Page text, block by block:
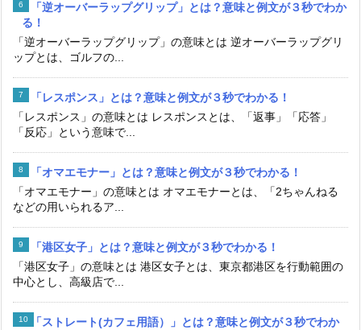
「逆オーバーラップグリップ」とは？意味と例文が３秒でわか
る！
「逆オーバーラップグリップ」の意味とは 逆オーバーラップグリ
ップとは、ゴルフの...
「レスポンス」とは？意味と例文が３秒でわかる！
「レスポンス」の意味とは レスポンスとは、「返事」「応答」
「反応」という意味で...
「オマエモナー」とは？意味と例文が３秒でわかる！
「オマエモナー」の意味とは オマエモナーとは、「2ちゃんねる
などの用いられるア...
「港区女子」とは？意味と例文が３秒でわかる！
「港区女子」の意味とは 港区女子とは、東京都港区を行動範囲の
中心とし、高級店で...
「ストレート(カフェ用語）」とは？意味と例文が３秒でわか